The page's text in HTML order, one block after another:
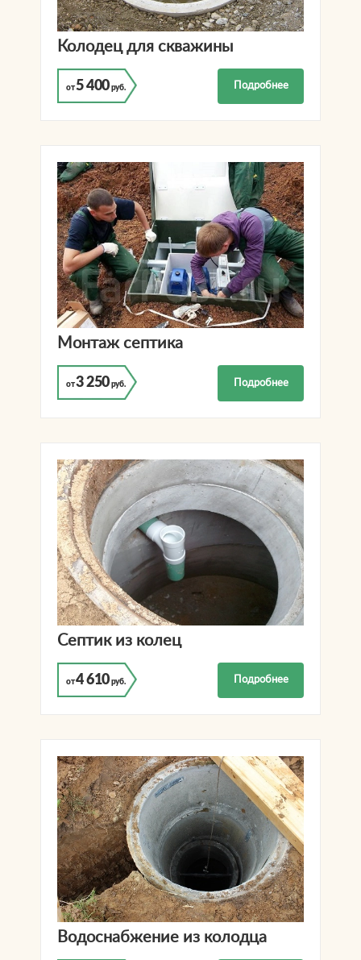
Колодец для скважины
от5 400 руб. Подробнее
Монтаж септика
от3 250 руб. Подробнее
Септик из колец
от4 610 руб. Подробнее
Водоснабжение из колодца